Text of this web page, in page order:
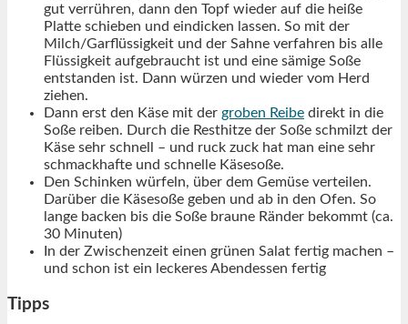
gut verrühren, dann den Topf wieder auf die heiße
Platte schieben und eindicken lassen. So mit der
Milch/Garflüssigkeit und der Sahne verfahren bis alle
Flüssigkeit aufgebraucht ist und eine sämige Soße
entstanden ist. Dann würzen und wieder vom Herd
ziehen.
Dann erst den Käse mit der groben Reibe direkt in die
Soße reiben. Durch die Resthitze der Soße schmilzt der
Käse sehr schnell – und ruck zuck hat man eine sehr
schmackhafte und schnelle Käsesoße.
Den Schinken würfeln, über dem Gemüse verteilen.
Darüber die Käsesoße geben und ab in den Ofen. So
lange backen bis die Soße braune Ränder bekommt (ca.
30 Minuten)
In der Zwischenzeit einen grünen Salat fertig machen –
und schon ist ein leckeres Abendessen fertig
Tipps